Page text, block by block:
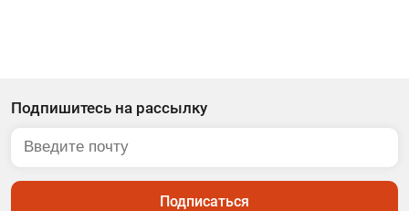
Подпишитесь на рассылку
Подписаться